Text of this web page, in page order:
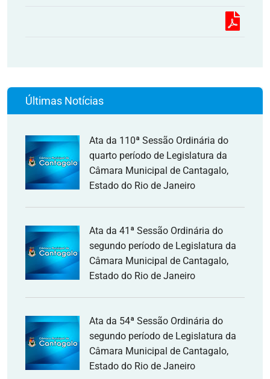
Últimas Notícias
Ata da 110ª Sessão Ordinária do
quarto período de Legislatura da
Câmara Municipal de Cantagalo,
Estado do Rio de Janeiro
Ata da 41ª Sessão Ordinária do
segundo período de Legislatura da
Câmara Municipal de Cantagalo,
Estado do Rio de Janeiro
Ata da 54ª Sessão Ordinária do
segundo período de Legislatura da
Câmara Municipal de Cantagalo,
Estado do Rio de Janeiro